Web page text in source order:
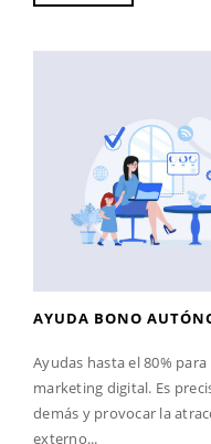
AYUDA BONO
Ayudas hasta el 80%
marketing digital. Es
demás y provocar la
externo...